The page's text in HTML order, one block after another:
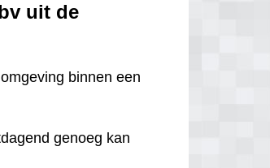
uit de
binnen een
genoeg kan